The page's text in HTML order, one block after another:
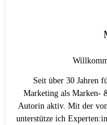
Seit über 30 Jahren
Marketing als Marken-
Autorin aktiv. Mit der
unterstütze ich